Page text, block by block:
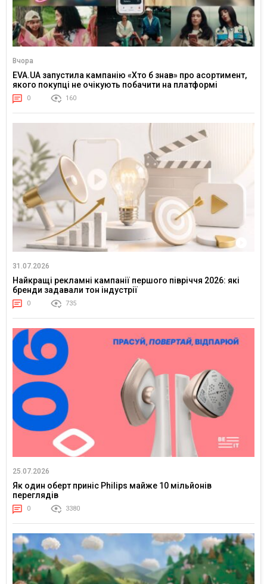
Вчора
EVA.UA запустила кампанію «Хто б знав» про асортимент,
якого покупці не очікують побачити на платформі
0 160
31.07.2026
Найкращі рекламні кампанії першого півріччя 2026: які
бренди задавали тон індустрії
0 735
25.07.2026
Як один оберт приніс Philips майже 10 мільйонів
переглядів
0 3380